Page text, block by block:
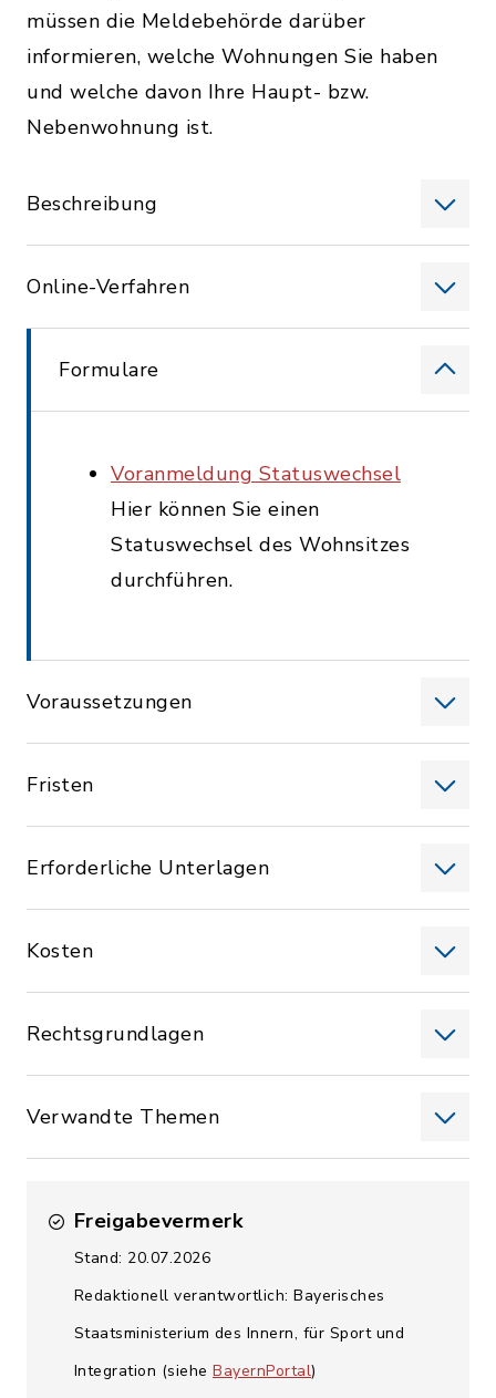
müssen die Meldebehörde darüber
informieren, welche Wohnungen Sie haben
und welche davon Ihre Haupt- bzw.
Nebenwohnung ist.
Beschreibung
Online-Verfahren
Formulare
Voranmeldung Statuswechsel
Hier können Sie einen
Statuswechsel des Wohnsitzes
durchführen.
Voraussetzungen
Fristen
Erforderliche Unterlagen
Kosten
Rechtsgrundlagen
Verwandte Themen
Freigabevermerk
Stand: 20.07.2026
Redaktionell verantwortlich: Bayerisches
Staatsministerium des Innern, für Sport und
Integration (siehe BayernPortal)